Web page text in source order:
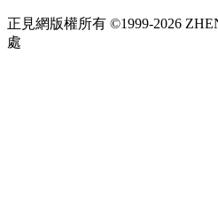
正見網版權所有 ©1999-2026
處